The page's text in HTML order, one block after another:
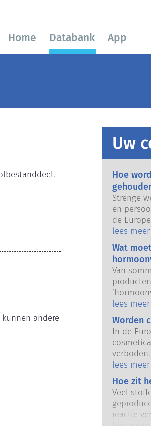
Home Databank App
andere
Uw
Hoe
Strenge
en
de
voor
Europese
lees meer
Wat
Van
de
kunnen
hormoon
en dat
ooit
lees meer
Worden
In de
voordat
pionier
om de
en -
lees meer
Hoe zit
Veel
reactie